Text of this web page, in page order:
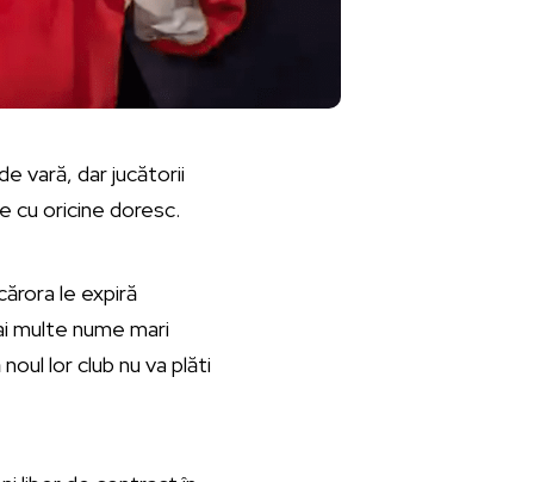
vară, dar jucătorii
cu oricine doresc.
le expiră
multe nume mari
lor club nu va plăti